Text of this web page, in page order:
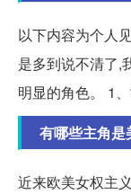
以下内容为个人
是多到说不清了,
明显的角色。 1
有哪些主角
近来欧美女权主